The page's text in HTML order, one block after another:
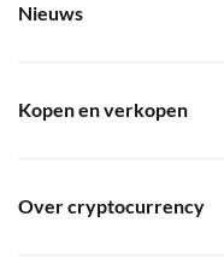
Nieuws
Kopen en verkopen
Over cryptocurrency